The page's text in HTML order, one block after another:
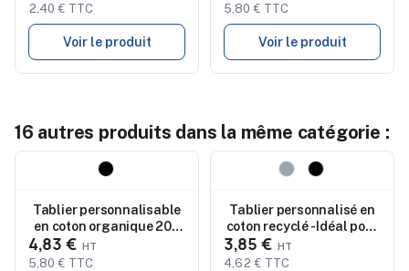
2,40 € TTC
Voir le produit
5,80 € TTC
Voir le produit
16 autres produits dans la même catégorie :
Tablier personnalisable
en coton organique 200
g/m² Raipur Colour
4,83 €
5,80 € TTC
Tablier personnalisé en
coton recyclé - Idéal pour
les pros CUINA pas cher
3,85 €
4,62 € TTC